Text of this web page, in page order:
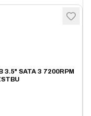
3.5" SATA 3 7200RPM